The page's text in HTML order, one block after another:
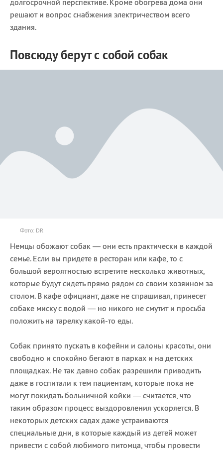
долгосрочной перспективе. Кроме обогрева дома они
решают и вопрос снабжения электричеством всего
здания.
Повсюду берут с собой собак
Фото: DR
Немцы обожают собак — они есть практически в каждой
семье. Если вы придете в ресторан или кафе, то с
большой вероятностью встретите несколько животных,
которые будут сидеть прямо рядом со своим хозяином за
столом. В кафе официант, даже не спрашивая, принесет
собаке миску с водой — но никого не смутит и просьба
положить на тарелку какой-то еды.
Собак принято пускать в кофейни и салоны красоты, они
свободно и спокойно бегают в парках и на детских
площадках. Не так давно собак разрешили приводить
даже в госпитали к тем пациентам, которые пока не
могут покидать больничной койки — считается, что
таким образом процесс выздоровления ускоряется. В
некоторых детских садах даже устраиваются
специальные дни, в которые каждый из детей может
привести с собой любимого питомца, чтобы провести